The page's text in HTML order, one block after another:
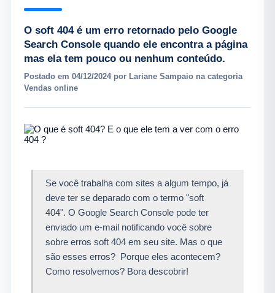
O soft 404 é um erro retornado pelo Google
Search Console quando ele encontra a página
mas ela tem pouco ou nenhum conteúdo.
Postado em 04/12/2024 por Lariane Sampaio na categoria
Vendas online
Se você trabalha com sites a algum tempo, já
deve ter se deparado com o termo "soft
404". O Google Search Console pode ter
enviado um e-mail notificando você sobre
sobre erros soft 404 em seu site. Mas o que
são esses erros? Porque eles acontecem?
Como resolvemos? Bora descobrir!